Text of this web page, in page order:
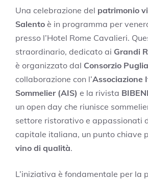
Una celebrazione del patrimonio
Salento è in programma per
presso l’Hotel Rome Cavalieri.
straordinario, dedicato ai Grandi
è organizzato dal Consorzio
collaborazione con l’Associazione
Sommelier (AIS) e la rivista
un open day che riunisce
settore ristorativo e appassionati
capitale italiana, un punto chiave
vino di qualità.
L’iniziativa è fondamentale per la